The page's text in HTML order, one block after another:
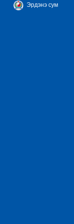
Эрдэнэ сум